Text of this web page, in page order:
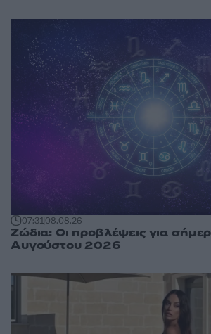
07:3108.08.26
Ζώδια: Οι προβλέψεις για
Αυγούστου 2026